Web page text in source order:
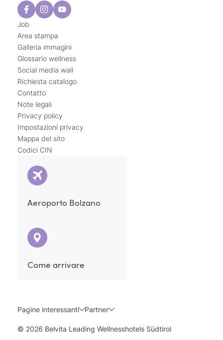
Job
Area stampa
Galleria immagini
Glossario wellness
Social media wall
Richiesta catalogo
Contatto
Note legali
Privacy policy
Impostazioni privacy
Mappa del sito
Codici CIN
Aeroporto Bolzano
Come arrivare
Pagine interessanti Partner
© 2026 Belvita Leading Wellnesshotels Südtirol